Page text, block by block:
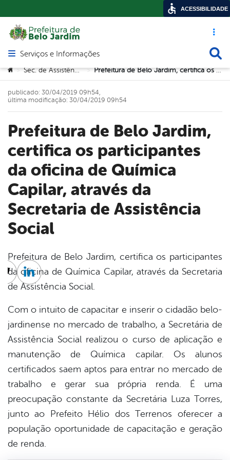
Acesso
Abrir menu principal de navegação
Serviços e Informações
Você está aqui:
> Sec. de Assistência Social > Prefeitura de Belo Jardim, certifica os participantes da oficina de Química Capilar, através da Secretaria de Assistência Social
Prefeitura de Belo Jardim,
certifica os participantes
da oficina de Química
Capilar, através da
Secretaria de Assistência
Social
publicado: 30/04/2019 09h54,
última modificação: 30/04/2019 09h54
Prefeitura de Belo Jardim, certifica os participantes
da oficina de Química Capilar, através da Secretaria
de Assistência Social.
Com o intuito de capacitar e inserir o cidadão belo-
jardinense no mercado de trabalho, a Secretária de
Assistência Social realizou o curso de aplicação e
manutenção de Química capilar. Os alunos
certificados saem aptos para entrar no mercado de
trabalho e gerar sua própria renda. É uma
preocupação constante da Secretária Luza Torres,
junto ao Prefeito Hélio dos Terrenos oferecer a
população oportunidade de capacitação e geração
de renda.
Twitter
Linkedin
ACESSIBILIDADE